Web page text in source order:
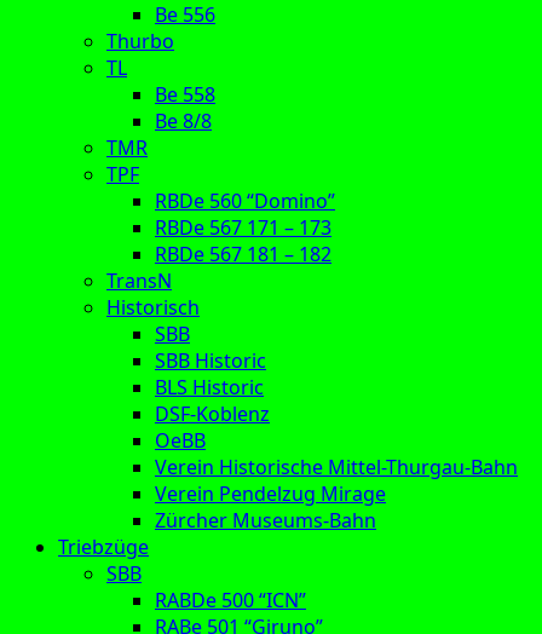
Be 556
Thurbo
TL
Be 558
Be 8/8
TMR
TPF
RBDe 560 “Domino”
RBDe 567 171 – 173
RBDe 567 181 – 182
TransN
Historisch
SBB
SBB Historic
BLS Historic
DSF-Koblenz
OeBB
Verein Historische Mittel-Thurgau-Bahn
Verein Pendelzug Mirage
Zürcher Museums-Bahn
Triebzüge
SBB
RABDe 500 “ICN”
RABe 501 “Giruno”